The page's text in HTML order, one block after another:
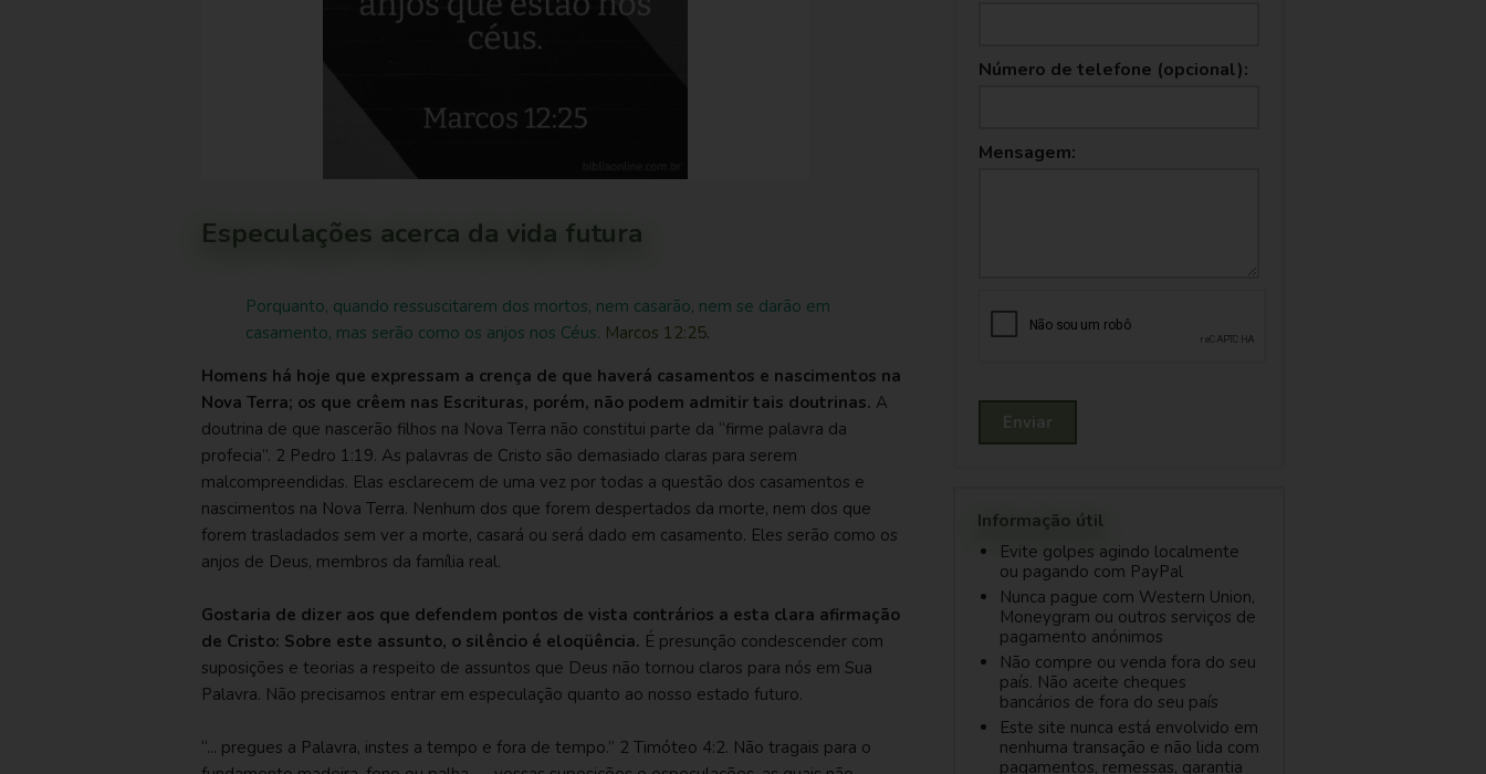
Especulações acerca da vida futura
Porquanto, quando ressuscitarem dos mortos, nem casarão, nem se darão em
casamento, mas serão como os anjos nos Céus. Marcos 12:25.
Homens há hoje que expressam a crença de que haverá casamentos e nascimentos na
Nova Terra; os que crêem nas Escrituras, porém, não podem admitir tais doutrinas. A
doutrina de que nascerão filhos na Nova Terra não constitui parte da “firme palavra da
profecia”. 2 Pedro 1:19. As palavras de Cristo são demasiado claras para serem
malcompreendidas. Elas esclarecem de uma vez por todas a questão dos casamentos e
nascimentos na Nova Terra. Nenhum dos que forem despertados da morte, nem dos que
forem trasladados sem ver a morte, casará ou será dado em casamento. Eles serão como os
anjos de Deus, membros da família real.
Gostaria de dizer aos que defendem pontos de vista contrários a esta clara afirmação
de Cristo: Sobre este assunto, o silêncio é eloqüência. É presunção condescender com
suposições e teorias a respeito de assuntos que Deus não tornou claros para nós em Sua
Palavra. Não precisamos entrar em especulação quanto ao nosso estado futuro.
“... pregues a Palavra, instes a tempo e fora de tempo.” 2 Timóteo 4:2. Não tragais para o
Número de telefone (opcional):
Mensagem:
Enviar
Informação útil
Evite golpes agindo localmente
ou pagando com PayPal
Nunca pague com Western Union,
Moneygram ou outros serviços de
pagamento anónimos
Não compre ou venda fora do seu
país. Não aceite cheques
bancários de fora do seu país
Este site nunca está envolvido em
nenhuma transação e não lida com
pagamentos, remessas, garantia